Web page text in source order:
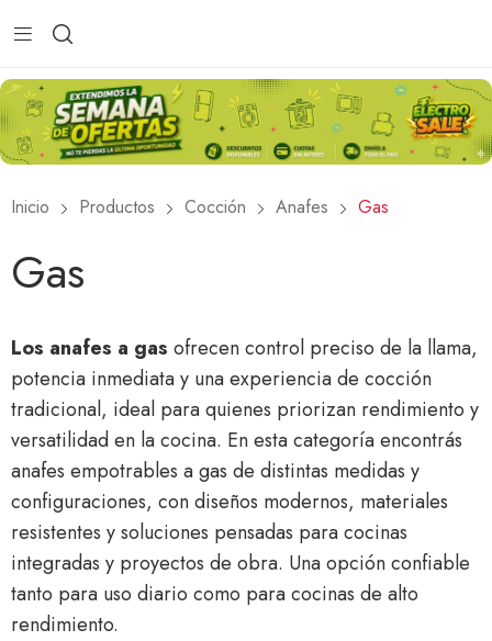
Inicio Productos Cocción Anafes Gas
Gas
Los anafes a gas ofrecen control preciso de la llama,
potencia inmediata y una experiencia de cocción
tradicional, ideal para quienes priorizan rendimiento y
versatilidad en la cocina. En esta categoría encontrás
anafes empotrables a gas de distintas medidas y
configuraciones, con diseños modernos, materiales
resistentes y soluciones pensadas para cocinas
integradas y proyectos de obra. Una opción confiable
tanto para uso diario como para cocinas de alto
rendimiento.